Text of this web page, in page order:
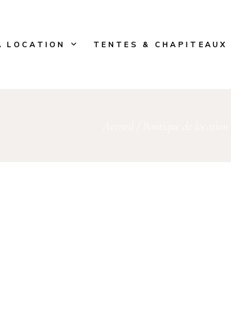
LOCATION TENTES & CHAPITEAUX